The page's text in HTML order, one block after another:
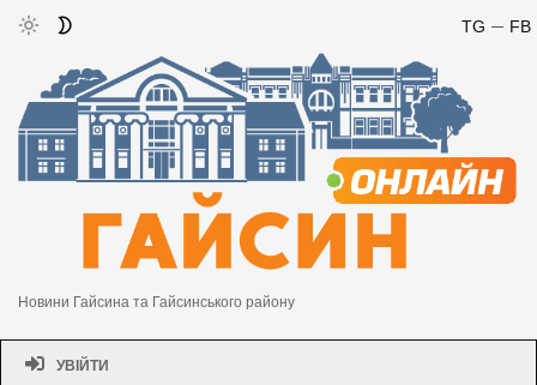
FB
TG
Новини Гайсина та Гайсинського району
УВІЙТИ